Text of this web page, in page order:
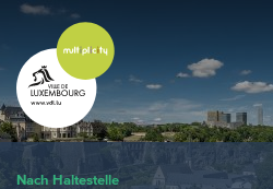
Zum
Hauptinhalt
gehen
Nach Haltestelle